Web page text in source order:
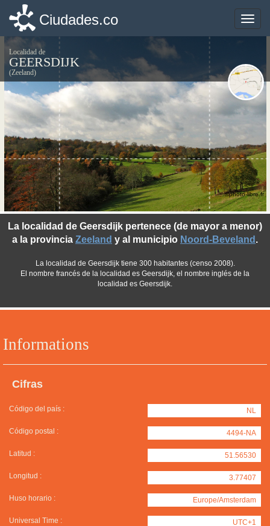
Toggle
Ciudades.co
Localidad de
GEERSDIJK
(Zeeland)
Informations
Cifras
Código del país : NL
Código postal : 4494-NA
Latitud : 51.56530
Longitud : 3.77407
Huso horario : Europe/Amsterdam
Universal Time : UTC+1
La localidad de Geersdijk pertenece (de mayor a menor)
a la provincia Zeeland y al municipio Noord-Beveland .
La localidad de Geersdijk tiene 300 habitantes (censo 2008).
El nombre francés de la localidad es Geersdijk, el nombre inglés de la
localidad es Geersdijk.
©photo-libre.fr
Toggle
Ciudades.co